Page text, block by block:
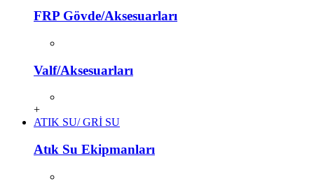
FRP Gövde/Aksesuarları
Valf/Aksesuarları
+
ATIK SU/ GRİ SU
Atık Su Ekipmanları